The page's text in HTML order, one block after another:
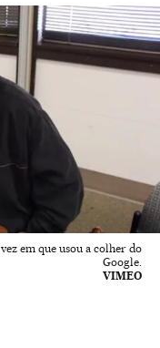
em que usou a colher do
Google.
VIMEO